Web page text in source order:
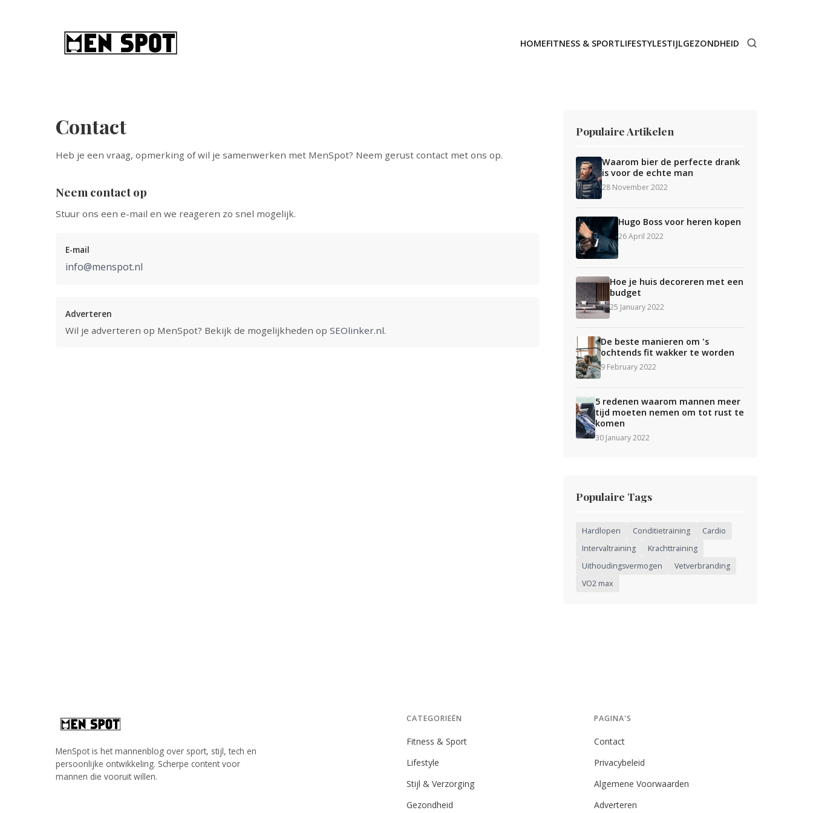
HOMEFITNESS & SPORTLIFESTYLESTIJLGEZONDHEID
Contact
Heb je een vraag, opmerking of wil je samenwerken met MenSpot? Neem gerust contact met ons op.
Neem contact op
Stuur ons een e-mail en we reageren zo snel mogelijk.
E-mail
info@menspot.nl
Adverteren
Wil je adverteren op MenSpot? Bekijk de mogelijkheden op SEOlinker.nl.
Populaire Artikelen
Waarom bier de perfecte drank
is voor de echte man
28 November 2022
Hugo Boss voor heren kopen
26 April 2022
Hoe je huis decoreren met een
budget
25 January 2022
De beste manieren om 's
ochtends fit wakker te worden
9 February 2022
5 redenen waarom mannen meer
tijd moeten nemen om tot rust te
komen
30 January 2022
Populaire Tags
Hardlopen Conditietraining
Cardio
Intervaltraining
Krachttraining
Uithoudingsvermogen
Vetverbranding
VO2 max
MenSpot is het mannenblog over sport, stijl, tech en
persoonlijke ontwikkeling. Scherpe content voor
mannen die vooruit willen.
CATEGORIEËN
Fitness & Sport
Lifestyle
Stijl & Verzorging
Gezondheid
PAGINA'S
Contact
Privacybeleid
Algemene Voorwaarden
Adverteren